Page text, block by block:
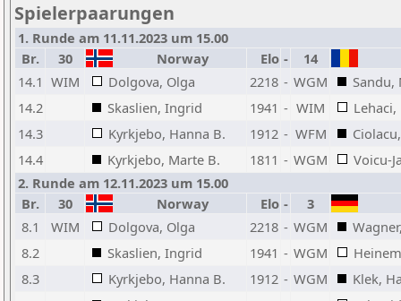
Spielerpaarungen
1. Runde am 11.11.2023 um 15.00
Br.
30 Norway Elo -
14
14.1 WIM Dolgova, Olga 2218 - WGM
Sandu,
14.2
Skaslien, Ingrid 1941 - WIM
14.3
Kyrkjebo, Hanna B. 1912 - WFM
14.4
Kyrkjebo, Marte B. 1811 - WGM
Voicu-
2. Runde am 12.11.2023 um 15.00
Br.
30 Norway Elo -
3
8.1
WIM Dolgova, Olga 2218 - WGM
8.2
Skaslien, Ingrid 1941 - WGM
8.3
Kyrkjebo, Hanna B. 1912 - WGM
Klek,